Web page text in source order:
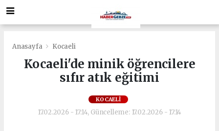
Anasayfa Kocaeli
Kocaeli'de minik öğrencilere
sıfır atık eğitimi
KOCAELI
17.02.2026 - 17:14, Güncelleme: 17.02.2026 - 17:14